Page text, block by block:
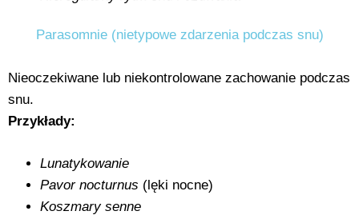
Parasomnie (nietypowe zdarzenia podczas snu)
Nieoczekiwane lub niekontrolowane zachowanie podczas
snu.
Przykłady:
Lunatykowanie
Pavor nocturnus (lęki nocne)
Koszmary senne